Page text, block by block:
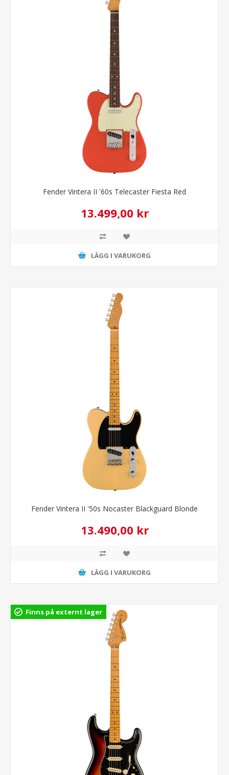
Fender Vintera II '60s Telecaster Fiesta Red
13.499,00 kr
LÄGG I VARUKORG
Fender Vintera II '50s Nocaster Blackguard Blonde
13.490,00 kr
LÄGG I VARUKORG
Finns på externt lager